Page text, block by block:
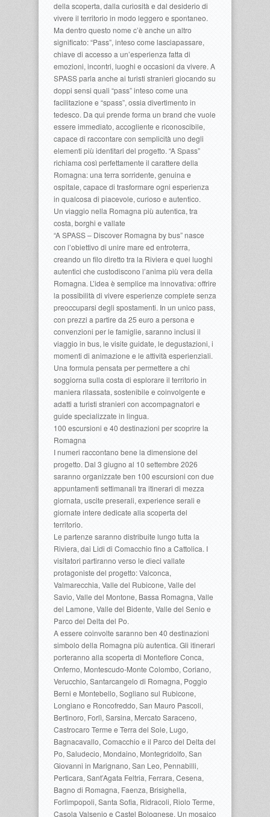
della scoperta, dalla curiosità e dal desiderio di
vivere il territorio in modo leggero e spontaneo.
Ma dentro questo nome c’è anche un altro
significato: “Pass”, inteso come lasciapassare,
chiave di accesso a un’esperienza fatta di
emozioni, incontri, luoghi e occasioni da vivere. A
SPASS parla anche ai turisti stranieri giocando su
doppi sensi quali “pass” inteso come una
facilitazione e “spass”, ossia divertimento in
tedesco. Da qui prende forma un brand che vuole
essere immediato, accogliente e riconoscibile,
capace di raccontare con semplicità uno degli
elementi più identitari del progetto. “A Spass”
richiama così perfettamente il carattere della
Romagna: una terra sorridente, genuina e
ospitale, capace di trasformare ogni esperienza
in qualcosa di piacevole, curioso e autentico.
Un viaggio nella Romagna più autentica, tra
costa, borghi e vallate
“A SPASS – Discover Romagna by bus” nasce
con l’obiettivo di unire mare ed entroterra,
creando un filo diretto tra la Riviera e quei luoghi
autentici che custodiscono l’anima più vera della
Romagna. L’idea è semplice ma innovativa: offrire
la possibilità di vivere esperienze complete senza
preoccuparsi degli spostamenti. In un unico pass,
con prezzi a partire da 25 euro a persona e
convenzioni per le famiglie, saranno inclusi il
viaggio in bus, le visite guidate, le degustazioni, i
momenti di animazione e le attività esperienziali.
Una formula pensata per permettere a chi
soggiorna sulla costa di esplorare il territorio in
maniera rilassata, sostenibile e coinvolgente e
adatti a turisti stranieri con accompagnatori e
guide specializzate in lingua.
100 escursioni e 40 destinazioni per scoprire la
Romagna
I numeri raccontano bene la dimensione del
progetto. Dal 3 giugno al 10 settembre 2026
saranno organizzate ben 100 escursioni con due
appuntamenti settimanali tra itinerari di mezza
giornata, uscite preserali, experience serali e
giornate intere dedicate alla scoperta del
territorio.
Le partenze saranno distribuite lungo tutta la
Riviera, dai Lidi di Comacchio fino a Cattolica. I
visitatori partiranno verso le dieci vallate
protagoniste del progetto: Valconca,
Valmarecchia, Valle del Rubicone, Valle del
Savio, Valle del Montone, Bassa Romagna, Valle
del Lamone, Valle del Bidente, Valle del Senio e
Parco del Delta del Po.
A essere coinvolte saranno ben 40 destinazioni
simbolo della Romagna più autentica. Gli itinerari
porteranno alla scoperta di Montefiore Conca,
Onferno, Montescudo-Monte Colombo, Coriano,
Verucchio, Santarcangelo di Romagna, Poggio
Berni e Montebello, Sogliano sul Rubicone,
Longiano e Roncofreddo, San Mauro Pascoli,
Bertinoro, Forlì, Sarsina, Mercato Saraceno,
Castrocaro Terme e Terra del Sole, Lugo,
Bagnacavallo, Comacchio e il Parco del Delta del
Po, Saludecio, Mondaino, Montegridolfo, San
Giovanni in Marignano, San Leo, Pennabilli,
Perticara, Sant’Agata Feltria, Ferrara, Cesena,
Bagno di Romagna, Faenza, Brisighella,
Forlimpopoli, Santa Sofia, Ridracoli, Riolo Terme,
Casola Valsenio e Castel Bolognese. Un mosaico